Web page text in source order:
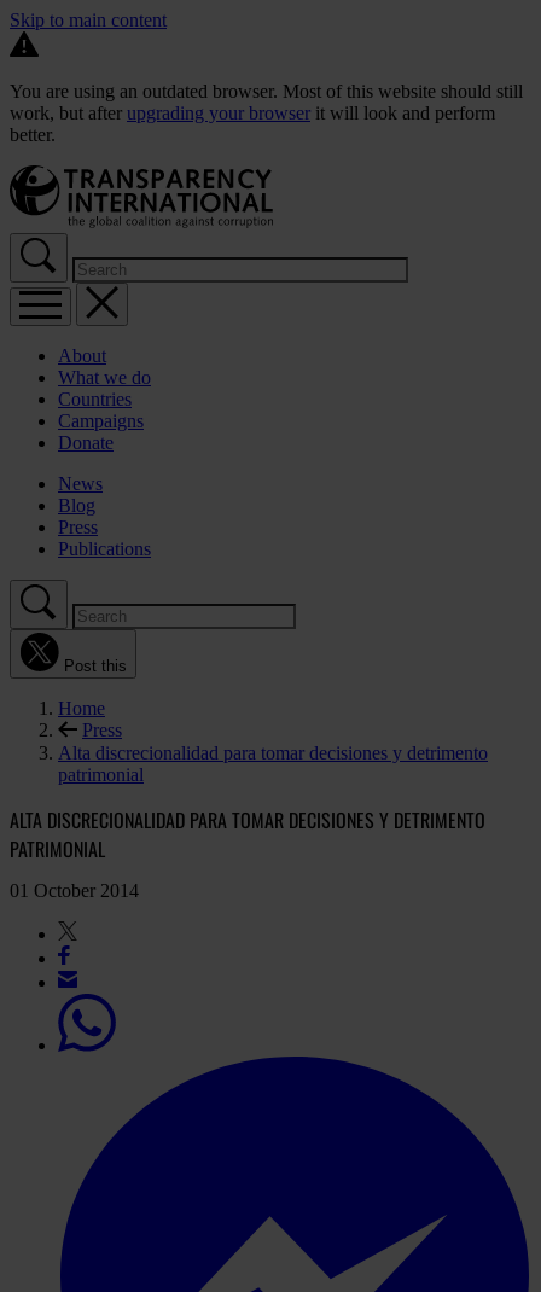
Skip to main content
You are using an outdated browser. Most of this website should still
work, but after upgrading your browser it will look and perform
better.
About
What we do
Countries
Campaigns
Donate
News
Blog
Press
Publications
Post this
Home
Press
Alta discrecionalidad para tomar decisiones y detrimento
patrimonial
ALTA DISCRECIONALIDAD PARA TOMAR DECISIONES Y DETRIMENTO
PATRIMONIAL
01 October 2014